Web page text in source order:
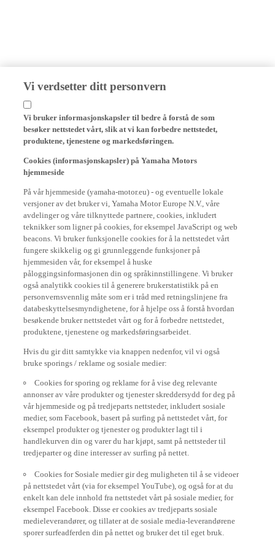
Vi verdsetter ditt personvern
Vi bruker informasjonskapsler til bedre å forstå de som
besøker nettstedet vårt, slik at vi kan forbedre nettstedet,
produktene, tjenestene og markedsføringen.
Cookies (informasjonskapsler) på Yamaha Motors
hjemmeside
På vår hjemmeside (yamaha-motor.eu) - og eventuelle lokale
versjoner av det bruker vi, Yamaha Motor Europe N.V., våre
avdelinger og våre tilknyttede partnere, cookies, inkludert
teknikker som ligner på cookies, for eksempel JavaScript og web
beacons. Vi bruker funksjonelle cookies for å la nettstedet vårt
fungere skikkelig og gi grunnleggende funksjoner på
hjemmesiden vår, for eksempel å huske
påloggingsinformasjonen din og språkinnstillingene. Vi bruker
også analytikk cookies til å generere brukerstatistikk på en
personvernsvennlig måte som er i tråd med retningslinjene fra
databeskyttelsesmyndighetene, for å hjelpe oss å forstå hvordan
besøkende bruker nettstedet vårt og for å forbedre nettstedet,
produktene, tjenestene og markedsføringsarbeidet.
Hvis du gir ditt samtykke via knappen nedenfor, vil vi også
bruke sporings / reklame og sosiale medier:
Cookies for sporing og reklame for å vise deg relevante
annonser av våre produkter og tjenester skreddersydd for deg på
vår hjemmeside og på tredjeparts nettsteder, inkludert sosiale
medier, som Facebook, basert på surfing på nettstedet vårt, for
eksempel produkter og tjenester og produkter lagt til i
handlekurven din og varer du har kjøpt, samt på nettsteder til
tredjeparter og dine interesser av surfing på nettet.
Cookies for Sosiale medier gir deg muligheten til å se videoer
på nettstedet vårt (via for eksempel YouTube), og også for at du
enkelt kan dele innhold fra nettstedet vårt på sosiale medier, for
eksempel Facebook. Disse er cookies av tredjeparts sosiale
medieleverandører, og tillater at de sosiale media-leverandørene
sporer surfeadferden din på nettet og bruker det til eget bruk.